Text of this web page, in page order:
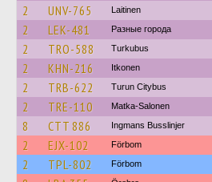
2 UNV-765 Laitinen
2 LEK-481 Разные города
2 TRO-588 Turkubus
2 KHN-216 Itkonen
2 TRB-622 Turun Citybus
2 TRE-110 Matka-Salonen
8 CTT 886 Ingmans Busslinjer
2 EJX-102 Förbom
2 TPL-802 Förbom